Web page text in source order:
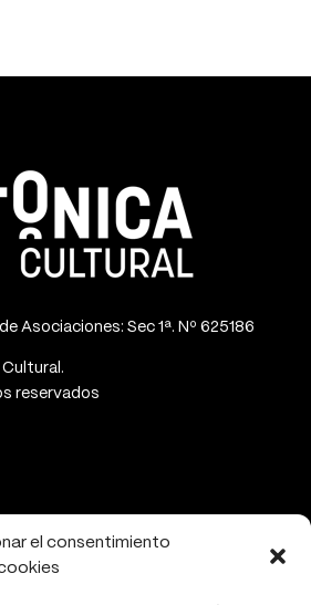
el consentimiento
Asociaciones: Sec 1ª. Nº 625186
reservados